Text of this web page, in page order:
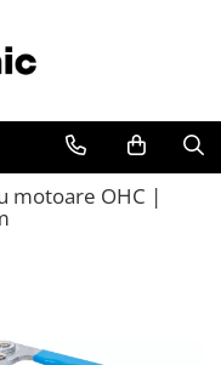
motoare OHC |